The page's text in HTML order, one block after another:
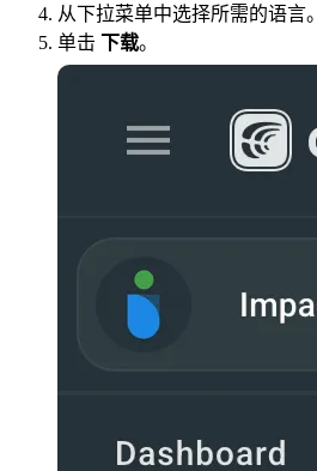
从下拉菜单中选择所需的语言。
单击 下载。